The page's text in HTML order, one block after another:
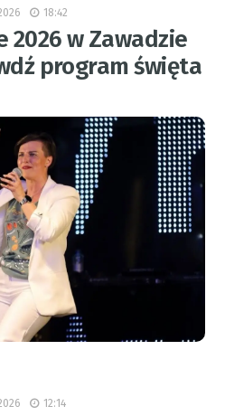
18:42
2026 w Zawadzie
program święta
12:14